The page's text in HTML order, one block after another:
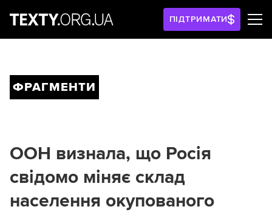
ПІДТРИМАТИ
ФРАГМЕНТИ
ООН визнала, що Росія
свідомо міняє склад
населення окупованого